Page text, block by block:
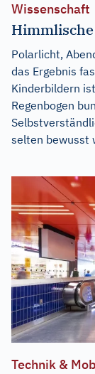
Wissenschaft
Polarlicht,
das Ergebnis
Kinderbildern
Regenbogen
selten bewusst
Technik &